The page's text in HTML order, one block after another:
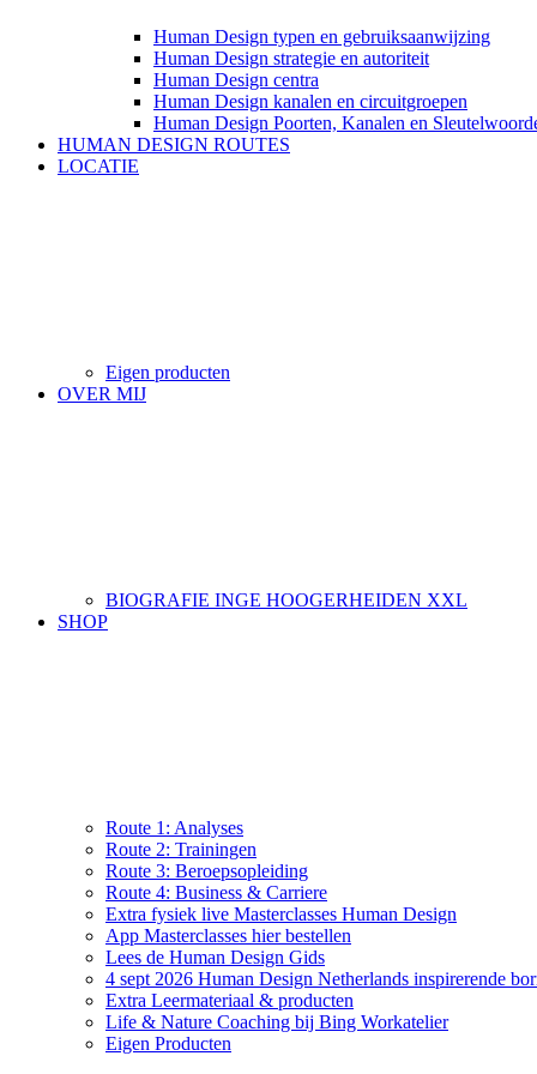
Human Design typen en gebruiksaanwijzing
Human Design strategie en autoriteit
Human Design centra
Human Design kanalen en circuitgroepen
Human Design Poorten, Kanalen en
HUMAN DESIGN ROUTES
LOCATIE
Eigen producten
OVER MIJ
BIOGRAFIE INGE HOOGERHEIDEN XXL
SHOP
Route 1: Analyses
Route 2: Trainingen
Route 3: Beroepsopleiding
Route 4: Business & Carriere
Extra fysiek live Masterclasses Human Design
App Masterclasses hier bestellen
Lees de Human Design Gids
4 sept 2026 Human Design Netherlands inspirerende
Extra Leermateriaal & producten
Life & Nature Coaching bij Bing Workatelier
Eigen Producten